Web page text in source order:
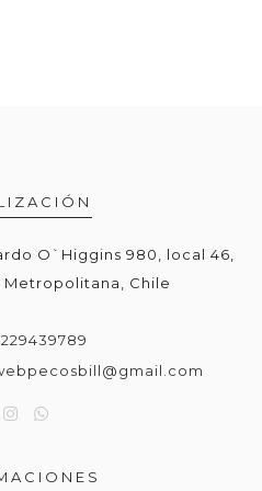
O`Higgins 980, local 46,
Metropolitana, Chile